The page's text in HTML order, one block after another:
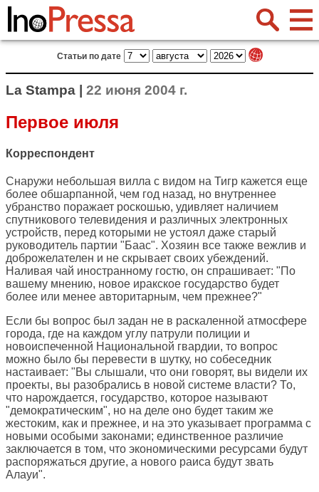
Статьи по дате
La Stampa | 22 июня 2004 г.
Первое июля
Корреспондент
Снаружи небольшая вилла с видом на Тигр кажется еще
более обшарпанной, чем год назад, но внутреннее
убранство поражает роскошью, удивляет наличием
спутникового телевидения и различных электронных
устройств, перед которыми не устоял даже старый
руководитель партии "Баас". Хозяин все также вежлив и
доброжелателен и не скрывает своих убеждений.
Наливая чай иностранному гостю, он спрашивает: "По
вашему мнению, новое иракское государство будет
более или менее авторитарным, чем прежнее?"
Если бы вопрос был задан не в раскаленной атмосфере
города, где на каждом углу патрули полиции и
новоиспеченной Национальной гвардии, то вопрос
можно было бы перевести в шутку, но собеседник
настаивает: "Вы слышали, что они говорят, вы видели их
проекты, вы разобрались в новой системе власти? То,
что нарождается, государство, которое называют
"демократическим", но на деле оно будет таким же
жестоким, как и прежнее, и на это указывает программа с
новыми особыми законами; единственное различие
заключается в том, что экономическими ресурсами будут
распоряжаться другие, а нового раиса будут звать
Алауи".